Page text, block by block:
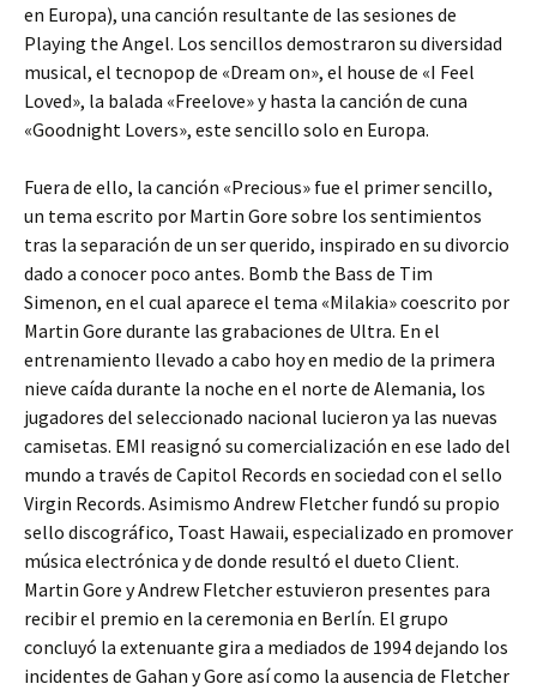
en Europa), una canción resultante de las sesiones de
Playing the Angel. Los sencillos demostraron su diversidad
musical, el tecnopop de «Dream on», el house de «I Feel
Loved», la balada «Freelove» y hasta la canción de cuna
«Goodnight Lovers», este sencillo solo en Europa.
Fuera de ello, la canción «Precious» fue el primer sencillo,
un tema escrito por Martin Gore sobre los sentimientos
tras la separación de un ser querido, inspirado en su divorcio
dado a conocer poco antes. Bomb the Bass de Tim
Simenon, en el cual aparece el tema «Milakia» coescrito por
Martin Gore durante las grabaciones de Ultra. En el
entrenamiento llevado a cabo hoy en medio de la primera
nieve caída durante la noche en el norte de Alemania, los
jugadores del seleccionado nacional lucieron ya las nuevas
camisetas. EMI reasignó su comercialización en ese lado del
mundo a través de Capitol Records en sociedad con el sello
Virgin Records. Asimismo Andrew Fletcher fundó su propio
sello discográfico, Toast Hawaii, especializado en promover
música electrónica y de donde resultó el dueto Client.
Martin Gore y Andrew Fletcher estuvieron presentes para
recibir el premio en la ceremonia en Berlín. El grupo
concluyó la extenuante gira a mediados de 1994 dejando los
incidentes de Gahan y Gore así como la ausencia de Fletcher